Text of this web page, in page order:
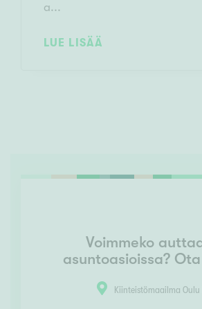
a...
LUE LISÄÄ
Voimmeko
asuntoasioissa?
Kiinteistömaailma Oulu